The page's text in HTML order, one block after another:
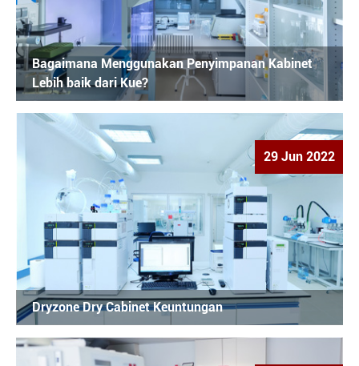
Bagaimana Menggunakan Penyimpanan Kabinet
Lebih baik dari Kue?
29 Jun 2022
Dryzone Dry Cabinet Keuntungan